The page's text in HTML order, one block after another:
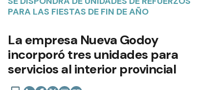
PARA LAS FIESTAS DE FIN DE AÑO
La empresa Nueva Godoy
incorporó tres unidades para
servicios al interior provincial